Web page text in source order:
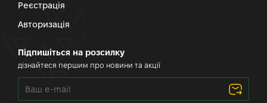
Реєстрація
Авторизація
Підпишіться на розсилку
дізнайтеся першим про новини та акції